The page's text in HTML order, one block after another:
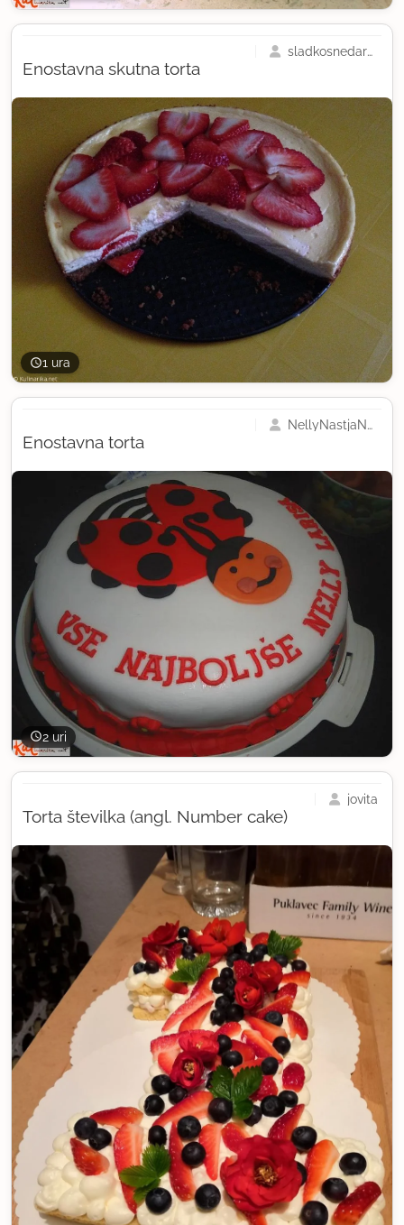
1 ura
Enostavna skutna torta
sladkosnedarada
2 uri
Enostavna torta
NellyNastjaNuša
Torta številka (angl. Number cake)
jovita